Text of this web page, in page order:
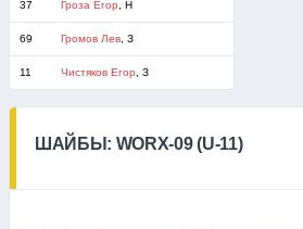
37 Гроза Егор , Н
69 Громов Лев, З
11 Чистяков Егор , З
ШАЙБЫ: WORX-09 (U-11)